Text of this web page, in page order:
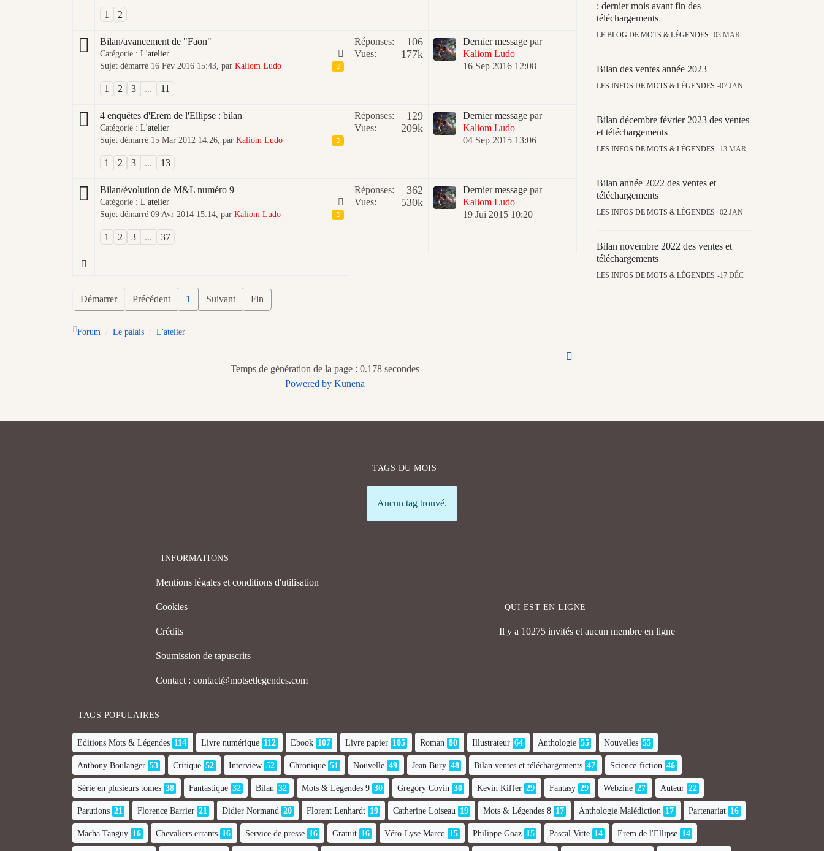
1 2
Bilan/avancement de "Faon"
Catégorie : L'atelier
Sujet démarré 16 Fév 2016 15:43, par Kaliom Ludo
1 2 3 ... 11
Réponses: 106
Vues: 177k
Dernier message par
Kaliom Ludo
16 Sep 2016 12:08
4 enquêtes d'Erem de l'Ellipse : bilan
Catégorie : L'atelier
Sujet démarré 15 Mar 2012 14:26, par Kaliom Ludo
1 2 3 ... 13
Réponses: 129
Vues: 209k
Dernier message par
Kaliom Ludo
04 Sep 2015 13:06
Bilan/évolution de M&L numéro 9
Catégorie : L'atelier
Sujet démarré 09 Avr 2014 15:14, par Kaliom Ludo
1 2 3 ... 37
Réponses: 362
Vues: 530k
Dernier message par
Kaliom Ludo
19 Jui 2015 10:20
Démarrer Précédent 1 Suivant Fin
Forum Le palais L'atelier
Temps de génération de la page : 0.178 secondes
Powered by Kunena
: dernier mois avant fin des
téléchargements
LE BLOG DE MOTS & LÉGENDES 03.MAR
Bilan des ventes année 2023
LES INFOS DE MOTS & LÉGENDES 07.JAN
Bilan décembre février 2023 des ventes
et téléchargements
LES INFOS DE MOTS & LÉGENDES 13.MAR
Bilan année 2022 des ventes et
téléchargements
LES INFOS DE MOTS & LÉGENDES 02.JAN
Bilan novembre 2022 des ventes et
téléchargements
LES INFOS DE MOTS & LÉGENDES 17.DÉC
TAGS DU MOIS
Info
Aucun tag trouvé.
INFORMATIONS
Mentions légales et conditions d'utilisation
Cookies
Crédits
Soumission de tapuscrits
Contact : contact@motsetlegendes.com
QUI EST EN LIGNE
Il y a 10275 invités et aucun membre en ligne
TAGS POPULAIRES
Editions Mots & Légendes 114 Livre numérique 112 Ebook 107 Livre papier 105 Roman 80 Illustrateur 64 Anthologie 55 Nouvelles 55
Anthony Boulanger 53 Critique 52 Interview 52 Chronique 51 Nouvelle 49 Jean Bury 48 Bilan ventes et téléchargements 47 Science-fiction 46
Série en plusieurs tomes 38 Fantastique 32 Bilan 32 Mots & Légendes 9 30 Gregory Covin 30 Kevin Kiffer 29 Fantasy 29 Webzine 27 Auteur 22
Parutions 21 Florence Barrier 21 Didier Normand 20 Florent Lenhardt 19 Catherine Loiseau 19 Mots & Légendes 8 17 Anthologie Malédiction 17 Partenariat 16
Macha Tanguy 16 Chevaliers errants 16 Service de presse 16 Gratuit 16 Véro-Lyse Marcq 15 Philippe Goaz 15 Pascal Vitte 14 Erem de l'Ellipse 14